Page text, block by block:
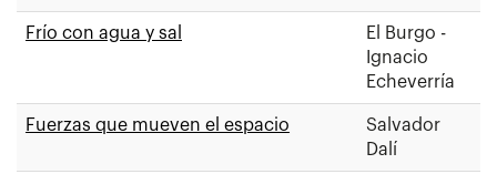
Frío con agua y sal
El Burgo -
Ignacio
Echeverría
Fuerzas que mueven el espacio
Salvador
Dalí